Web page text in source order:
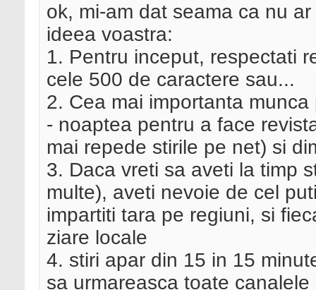
ok, mi-am dat seama ca nu
ideea voastra:
1. Pentru inceput, respectati
cele 500 de caractere sau...
2. Cea mai importanta
- noaptea pentru a face
mai repede stirile pe net) si
3. Daca vreti sa aveti la timp
multe), aveti nevoie de cel
impartiti tara pe regiuni, si
ziare locale
4. stiri apar din 15 in 15
sa urmareasca toate